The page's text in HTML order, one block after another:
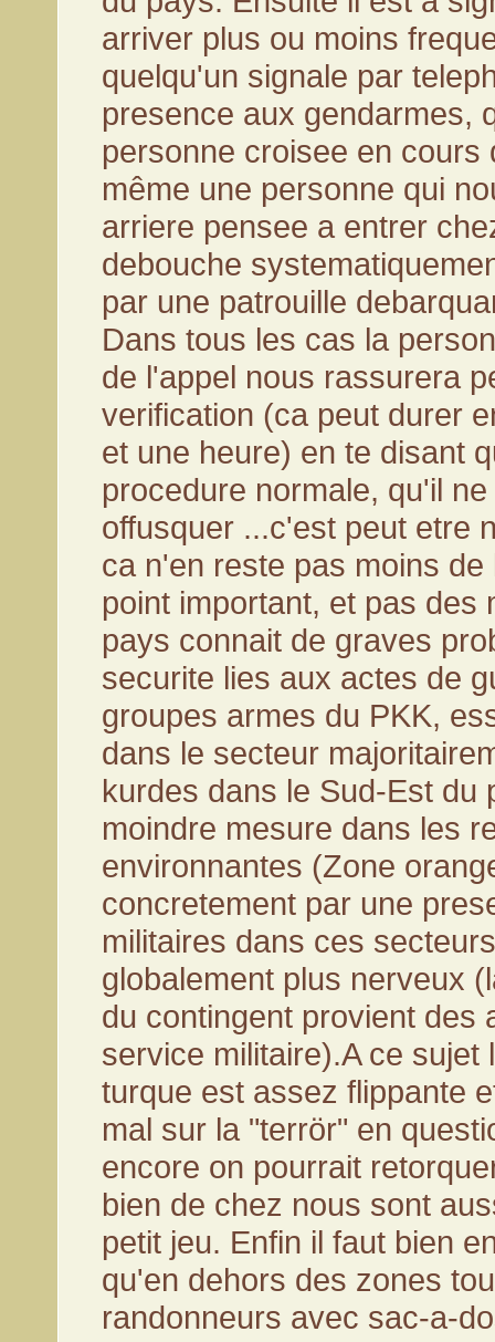
arriver plus ou moins
quelqu'un signale par
presence aux gendarmes,
personne croisee en cours
même une personne qui
arriere pensee a entrer
debouche
par une patrouille
Dans tous les cas la
de l'appel nous rassurera
verification (ca peut durer
et une heure) en te disant
procedure normale, qu'il
offusquer ...c'est peut etre
ca n'en reste pas moins de
point important, et pas des
pays connait de graves
securite lies aux actes de
groupes armes du PKK,
dans le secteur
kurdes dans le Sud-Est du
moindre mesure dans les
environnantes (Zone
concretement par une
militaires dans ces
globalement plus nerveux
du contingent provient des
service militaire).A ce sujet
turque est assez flippante
mal sur la "terrör" en
encore on pourrait
bien de chez nous sont
petit jeu. Enfin il faut bien
qu'en dehors des zones
randonneurs avec sac-a-